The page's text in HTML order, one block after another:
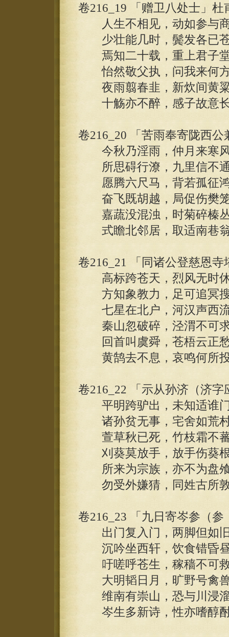
卷216_19 「赠卫八处士」杜
人生不相见，动如参与商
少壮能几时，鬓发各已苍
焉知二十载，重上君子堂
怡然敬父执，问我来何方
夜雨翦春韭，新炊间黄粱
十觞亦不醉，感子故意长
卷216_20 「苦雨奉寄陇西
今秋乃淫雨，仲月来寒风
所思碍行潦，九里信不通
愿腾六尺马，背若孤征鸿
奋飞既胡越，局促伤樊笼
嘉蔬没混浊，时菊碎榛丛
式瞻北邻居，取适南巷翁
卷216_21 「同诸公登慈恩寺
高标跨苍天，烈风无时休
方知象教力，足可追冥搜
七星在北户，河汉声西流
秦山忽破碎，泾渭不可求
回首叫虞舜，苍梧云正愁
黄鹄去不息，哀鸣何所投
卷216_22 「示从孙济（济
平明跨驴出，未知适谁门
诸孙贫无事，宅舍如荒村
萱草秋已死，竹枝霜不蕃
刈葵莫放手，放手伤葵根
所来为宗族，亦不为盘飧
勿受外嫌猜，同姓古所
卷216_23 「九日寄岑参（
出门复入门，两脚但如旧
沉吟坐西轩，饮食错昏昼
吁嗟呼苍生，稼穑不可救
大明韬日月，旷野号禽兽
维南有崇山，恐与川浸溜
岑生多新诗，性亦嗜醇酎